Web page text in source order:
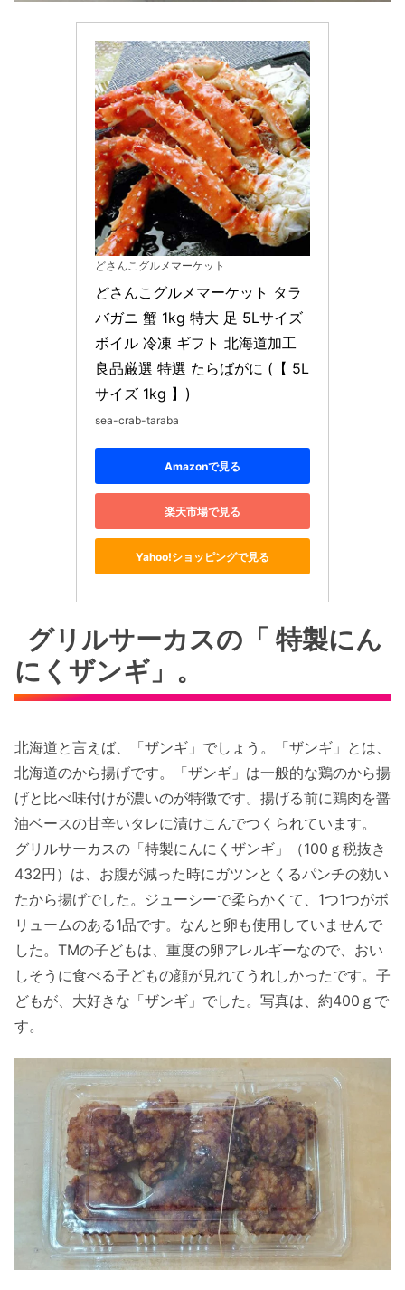
どさんこグルメマーケット
どさんこグルメマーケット タラ
バガニ 蟹 1kg 特大 足 5Lサイズ
ボイル 冷凍 ギフト 北海道加工
良品厳選 特選 たらばがに (【 5L
サイズ 1kg 】)
sea-crab-taraba
Amazonで見る
楽天市場で見る
Yahoo!ショッピングで見る
グリルサーカスの「 特製にん
にくザンギ」。
北海道と言えば、「ザンギ」でしょう。「ザンギ」とは、
北海道のから揚げです。「ザンギ」は一般的な鶏のから揚
げと比べ味付けが濃いのが特徴です。揚げる前に鶏肉を醤
油ベースの甘辛いタレに漬けこんでつくられています。
グリルサーカスの「特製にんにくザンギ」（100ｇ税抜き
432円）は、お腹が減った時にガツンとくるパンチの効い
たから揚げでした。ジューシーで柔らかくて、1つ1つがボ
リュームのある1品です。なんと卵も使用していませんで
した。TMの子どもは、重度の卵アレルギーなので、おい
しそうに食べる子どもの顔が見れてうれしかったです。子
どもが、大好きな「ザンギ」でした。写真は、約400ｇで
す。